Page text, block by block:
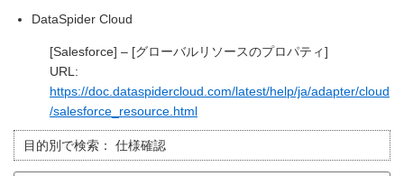
DataSpider Cloud
[Salesforce] – [グローバルリソースのプロパティ]
URL:
https://doc.dataspidercloud.com/latest/help/ja/adapter/cloud
/salesforce_resource.html
目的別で検索： 仕様確認